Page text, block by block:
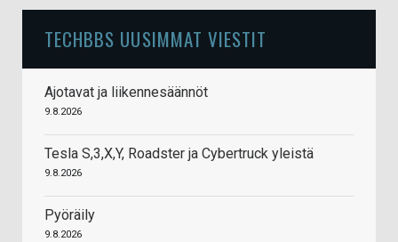
TECHBBS UUSIMMAT VIESTIT
Ajotavat ja liikennesäännöt
9.8.2026
Tesla S,3,X,Y, Roadster ja Cybertruck yleistä
9.8.2026
Pyöräily
9.8.2026